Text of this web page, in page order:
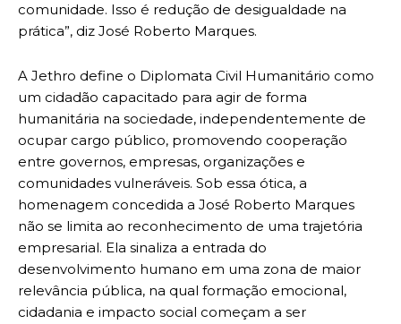
comunidade. Isso é redução de desigualdade na
prática”, diz José Roberto Marques.
A Jethro define o Diplomata Civil Humanitário como
um cidadão capacitado para agir de forma
humanitária na sociedade, independentemente de
ocupar cargo público, promovendo cooperação
entre governos, empresas, organizações e
comunidades vulneráveis. Sob essa ótica, a
homenagem concedida a José Roberto Marques
não se limita ao reconhecimento de uma trajetória
empresarial. Ela sinaliza a entrada do
desenvolvimento humano em uma zona de maior
relevância pública, na qual formação emocional,
cidadania e impacto social começam a ser